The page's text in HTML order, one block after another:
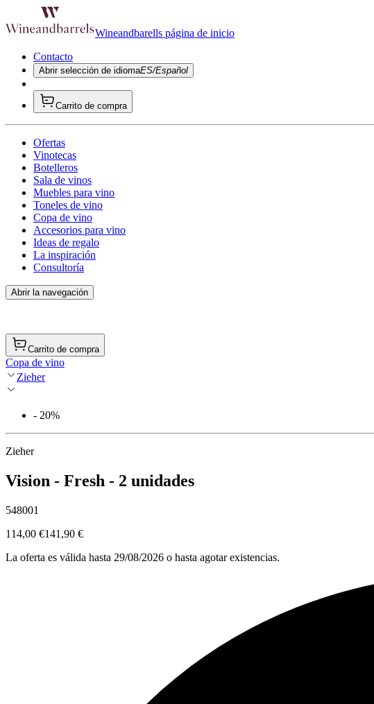
Wineandbarells página de inicio
Contacto
Abrir selección de idiomaES/Español
Carrito de compra
Ofertas
Vinotecas
Botelleros
Sala de vinos
Muebles para vino
Toneles de vino
Copa de vino
Accesorios para vino
Ideas de regalo
La inspiración
Consultoría
Abrir la navegación
Carrito de compra
Copa de vino
Zieher
- 20%
Zieher
Vision - Fresh - 2 unidades
548001
114,00 €141,90 €
La oferta es válida hasta 29/08/2026 o hasta agotar existencias.